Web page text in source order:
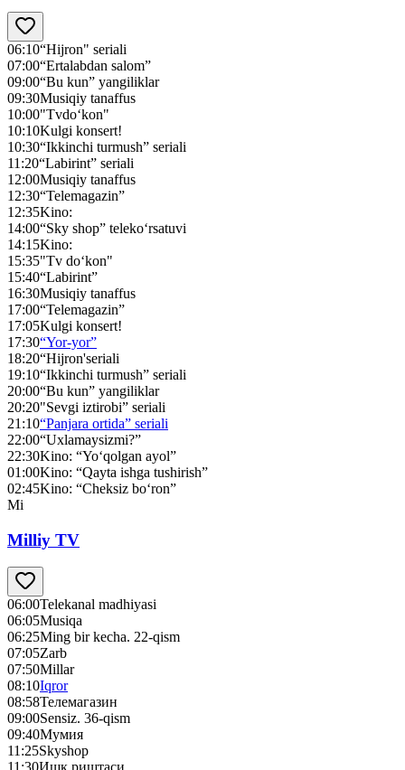
06:10“Hijron" seriali
07:00“Ertalabdan salom”
09:00“Bu kun” yangiliklar
09:30Musiqiy tanaffus
10:00"Tvdo‘kon"
10:10Kulgi konsert!
10:30“Ikkinchi turmush” seriali
11:20“Labirint” seriali
12:00Musiqiy tanaffus
12:30“Telemagazin”
12:35Kino:
14:00“Sky shop” teleko‘rsatuvi
14:15Kino:
15:35"Tv do‘kon"
15:40“Labirint”
16:30Musiqiy tanaffus
17:00“Telemagazin”
17:05Kulgi konsert!
17:30“Yor-yor”
18:20“Hijron'seriali
19:10“Ikkinchi turmush” seriali
20:00“Bu kun” yangiliklar
20:20"Sevgi iztirobi” seriali
21:10“Panjara ortida” seriali
22:00“Uxlamaysizmi?”
22:30Kino: “Yo‘qolgan ayol”
01:00Kino: “Qayta ishga tushirish”
02:45Kino: “Cheksiz bo‘ron”
Mi
Milliy TV
06:00Telekanal madhiyasi
06:05Musiqa
06:25Ming bir kecha. 22-qism
07:05Zarb
07:50Millar
08:10Iqror
08:58Телемагазин
09:00Sensiz. 36-qism
09:40Мумия
11:25Skyshop